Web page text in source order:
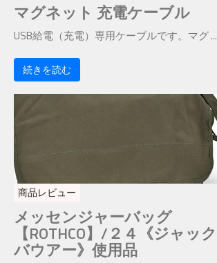
マグネット 充電ケーブル
USB給電（充電）専用ケーブルです。マグ ...
続きを読む
商品レビュー
メッセンジャーバッグ
【ROTHCO】/２４《ジャック
バウアー》使用品